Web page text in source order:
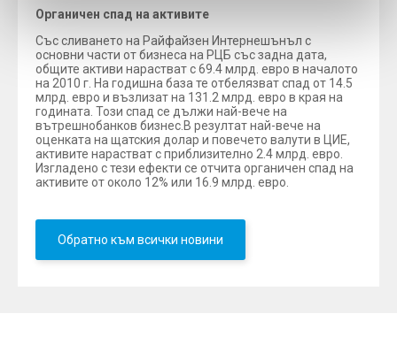
Органичен спад на активите
Със сливането на Райфайзен Интернешънъл с
основни части от бизнеса на РЦБ със задна дата,
общите активи нарастват с 69.4 млрд. евро в началото
на 2010 г. На годишна база те отбелязват спад от 14.5
млрд. евро и възлизат на 131.2 млрд. евро в края на
годината. Този спад се дължи най-вече на
вътрешнобанков бизнес.В резултат най-вече на
оценката на щатския долар и повечето валути в ЦИЕ,
активите нарастват с приблизително 2.4 млрд. евро.
Изгладено с тези ефекти се отчита органичен спад на
активите от около 12% или 16.9 млрд. евро.
Обратно към всички новини